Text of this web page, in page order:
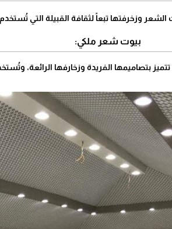
وزخرفتها تبعاً لثقافة القبيلة التي
بيوت شعر ملكي:
بتصاميمها الفريدة وزخارفها الرائعة،